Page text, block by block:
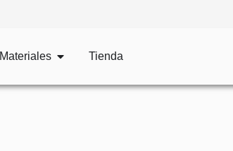
Materiales Tienda